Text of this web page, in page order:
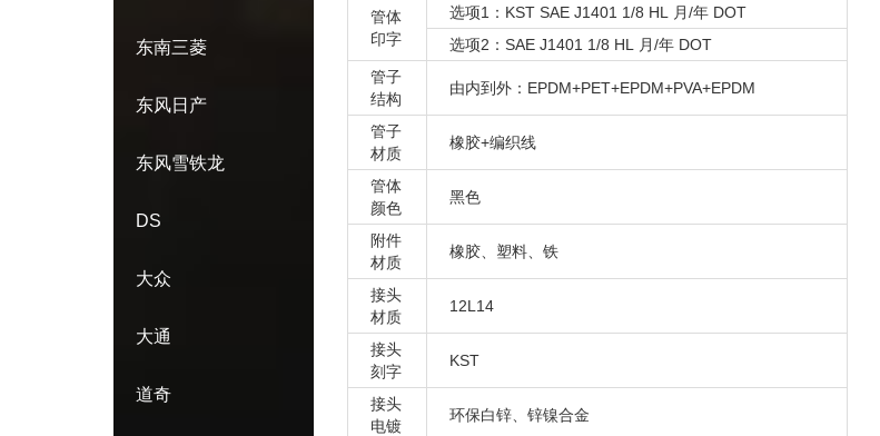
东南三菱
东风日产
东风雪铁龙
DS
大众
大通
道奇
管体
印字
选项1：KST SAE J1401 1/8 HL 月/年 DOT
选项2：SAE J1401 1/8 HL 月/年 DOT
管子
结构
由内到外：EPDM+PET+EPDM+PVA+EPDM
管子
材质
橡胶+编织线
管体
颜色
黑色
附件
材质
橡胶、塑料、铁
接头
材质
12L14
接头
刻字
KST
接头
电镀
环保白锌、锌镍合金